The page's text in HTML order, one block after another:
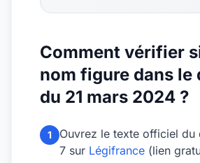
Comment vérifier
nom figure dans le
du 21 mars 2024 ?
1
Ouvrez le texte officiel
7 sur Légifrance (lien